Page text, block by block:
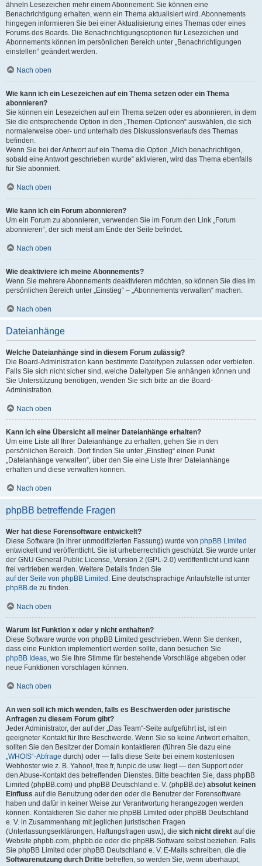
ähneln Lesezeichen mehr einem Abonnement: Sie können eine
Benachrichtigung erhalten, wenn ein Thema aktualisiert wird. Abonnements
hingegen informieren Sie bei einer Aktualisierung eines Themas oder eines
Forums des Boards. Die Benachrichtigungsoptionen für Lesezeichen und
Abonnements können im persönlichen Bereich unter „Benachrichtigungen
einstellen“ geändert werden.
Nach oben
Wie kann ich ein Lesezeichen auf ein Thema setzen oder ein Thema
abonnieren?
Sie können ein Lesezeichen auf ein Thema setzen oder es abonnieren, in dem
Sie die entsprechende Option in den „Themen-Optionen“ auswählen, die sich
normalerweise ober- und unterhalb des Diskussionsverlaufs des Themas
befinden.
Wenn Sie bei der Antwort auf ein Thema die Option „Mich benachrichtigen,
sobald eine Antwort geschrieben wurde“ aktivieren, wird das Thema ebenfalls
für Sie abonniert.
Nach oben
Wie kann ich ein Forum abonnieren?
Um ein Forum zu abonnieren, verwenden Sie im Forum den Link „Forum
abonnieren“, der sich meist am Ende der Seite befindet.
Nach oben
Wie deaktiviere ich meine Abonnements?
Wenn Sie mehrere Abonnements deaktivieren möchten, so können Sie dies im
persönlichen Bereich unter „Einstieg“ – „Abonnements verwalten“ machen.
Nach oben
Dateianhänge
Welche Dateianhänge sind in diesem Forum zulässig?
Die Board-Administration kann bestimmte Dateitypen zulassen oder verbieten.
Falls Sie sich nicht sicher sind, welche Dateitypen Sie anhängen können und
Sie Unterstützung benötigen, wenden Sie sich bitte an die Board-
Administration.
Nach oben
Kann ich eine Übersicht all meiner Dateianhänge erhalten?
Um eine Liste all Ihrer Dateianhänge zu erhalten, gehen Sie in den
persönlichen Bereich. Dort finden Sie unter „Einstieg“ einen Punkt
„Dateianhänge verwalten“, über den Sie eine Liste Ihrer Dateianhänge
erhalten und diese verwalten können.
Nach oben
phpBB betreffende Fragen
Wer hat diese Forensoftware entwickelt?
Diese Software (in ihrer unmodifizierten Fassung) wurde von phpBB Limited
entwickelt und veröffentlicht. Sie ist urheberrechtlich geschützt. Sie wurde unter
der GNU General Public License, Version 2 (GPL-2.0) veröffentlicht und kann
frei vertrieben werden. Weitere Details finden Sie
auf der Seite von phpBB Limited . Eine deutschsprachige Anlaufstelle ist unter
phpBB.de zu finden.
Nach oben
Warum ist Funktion x oder y nicht enthalten?
Diese Software wurde von phpBB Limited geschrieben. Wenn Sie denken,
dass eine Funktion implementiert werden sollte, dann besuchen Sie
phpBB Ideas, wo Sie Ihre Stimme für bestehende Vorschläge abgeben oder
neue Funktionen vorschlagen können.
Nach oben
An wen soll ich mich wenden, falls es Beschwerden oder juristische
Anfragen zu diesem Forum gibt?
Jeder Administrator, der auf der „Das Team“-Seite aufgeführt ist, ist ein
geeigneter Kontakt für Ihre Beschwerde. Wenn Sie so keine Antwort erhalten,
sollten Sie den Besitzer der Domain kontaktieren (führen Sie dazu eine
„WHOIS“-Abfrage durch) oder — falls diese Seite bei einem kostenlosen
Webhoster wie z. B. Yahoo!, free.fr, funpic.de usw. liegt — den Support oder
den Abuse-Kontakt des betreffenden Dienstes. Bitte beachten Sie, dass phpBB
Limited (phpBB.com) und phpBB Deutschland e. V. (phpBB.de) absolut keinen
Einfluss auf die Benutzung oder den oder die Benutzer der Forensoftware
haben und dafür in keiner Weise zur Verantwortung herangezogen werden
können. Kontaktieren Sie daher nie phpBB Limited oder phpBB Deutschland
e. V. in Zusammenhang mit jeglichen juristischen Fragen
(Unterlassungserklärungen, Haftungsfragen usw.), die sich nicht direkt auf die
Website phpbb.com, phpbb.de oder die phpBB-Software selbst beziehen. Falls
Sie phpBB Limited oder phpBB Deutschland e. V. E-Mails schreiben, die die
Softwarenutzung durch Dritte betreffen, so werden Sie, wenn überhaupt,